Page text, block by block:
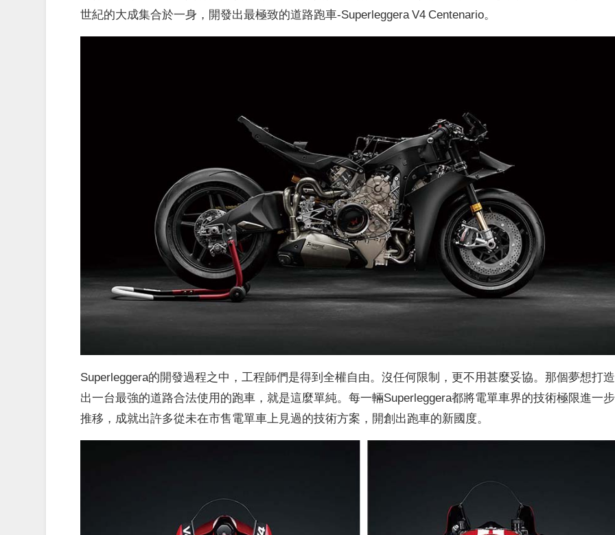
世紀的大成集合於一身，開發出最極致的道路跑車-Superleggera V4 Centenario。
Superleggera的開發過程之中，工程師們是得到全權自由。沒任何限制，更不用甚麼妥協。那個夢想打造
出一台最強的道路合法使用的跑車，就是這麼單純。每一輛Superleggera都將電單車界的技術極限進一步
推移，成就出許多從未在市售電單車上見過的技術方案，開創出跑車的新國度。